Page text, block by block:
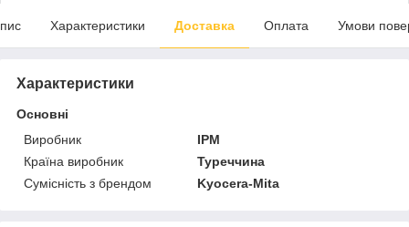
Характеристики Доставка Оплата Умови
Характеристики
Основні
Виробник
IPM
Країна виробник
Туреччина
Сумісність з брендом
Kyocera-Mita